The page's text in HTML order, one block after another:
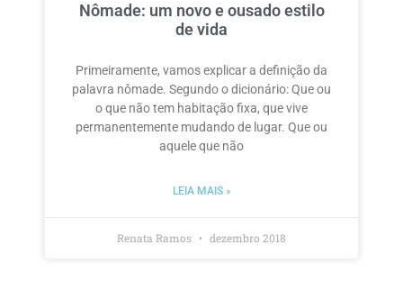
Nômade: um novo e ousado estilo
de vida
Primeiramente, vamos explicar a definição da
palavra nômade. Segundo o dicionário: Que ou
o que não tem habitação fixa, que vive
permanentemente mudando de lugar. Que ou
aquele que não
LEIA MAIS »
Renata Ramos dezembro 2018